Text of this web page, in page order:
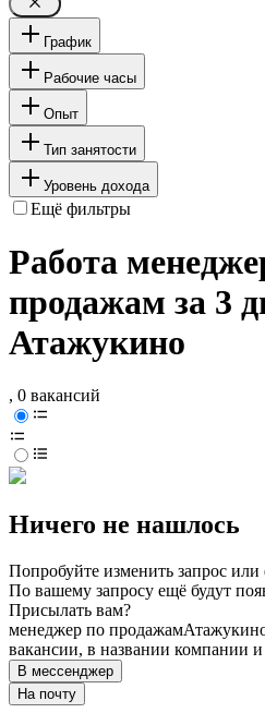
График
Рабочие часы
Опыт
Тип занятости
Уровень дохода
Ещё фильтры
Работа
продажам за 3
Атажукино
, 0 вакансий
Ничего не нашлось
Попробуйте изменить запрос
По вашему запросу ещё будут
Присылать вам?
менеджер по продажам
вакансии, в названии компании
В мессенджер
На почту